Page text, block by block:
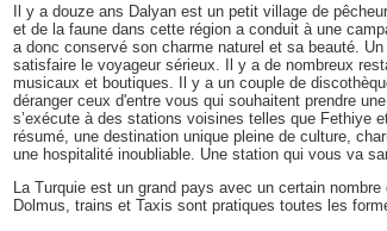
Il y a douze ans Dalyan est un petit village de
et de la faune dans cette région a conduit à une
a donc conservé son charme naturel et sa beauté.
satisfaire le voyageur sérieux. Il y a de nombreux
musicaux et boutiques. Il y a un couple de
déranger ceux d'entre vous qui souhaitent prendre
s’exécute à des stations voisines telles que Fethiye
résumé, une destination unique pleine de culture,
une hospitalité inoubliable. Une station qui vous va
La Turquie est un grand pays avec un certain
Dolmus, trains et Taxis sont pratiques toutes les